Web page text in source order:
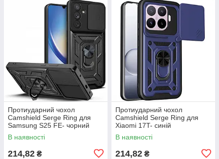
Протиударний чохол
Camshield Serge Ring для
Samsung S25 FE- чорний
В наявності
214,82 ₴
Протиударний чохол
Camshield Serge Ring для
Xiaomi 17T- синій
В наявності
214,82 ₴